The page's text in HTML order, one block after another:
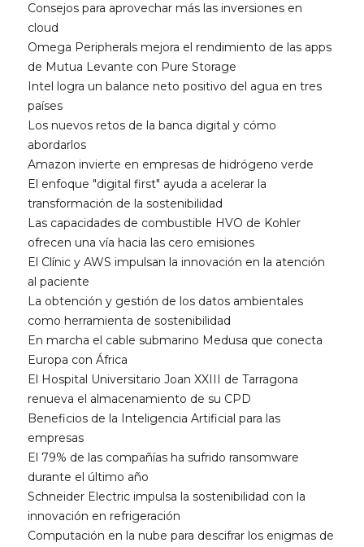
Consejos para aprovechar más las inversiones en
cloud
Omega Peripherals mejora el rendimiento de las apps
de Mutua Levante con Pure Storage
Intel logra un balance neto positivo del agua en tres
países
Los nuevos retos de la banca digital y cómo
abordarlos
Amazon invierte en empresas de hidrógeno verde
El enfoque "digital first" ayuda a acelerar la
transformación de la sostenibilidad
Las capacidades de combustible HVO de Kohler
ofrecen una vía hacia las cero emisiones
El Clínic y AWS impulsan la innovación en la atención
al paciente
La obtención y gestión de los datos ambientales
como herramienta de sostenibilidad
En marcha el cable submarino Medusa que conecta
Europa con África
El Hospital Universitario Joan XXIII de Tarragona
renueva el almacenamiento de su CPD
Beneficios de la Inteligencia Artificial para las
empresas
El 79% de las compañías ha sufrido ransomware
durante el último año
Schneider Electric impulsa la sostenibilidad con la
innovación en refrigeración
Computación en la nube para descifrar los enigmas de